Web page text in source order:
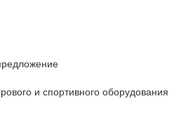
и спортивного оборудования